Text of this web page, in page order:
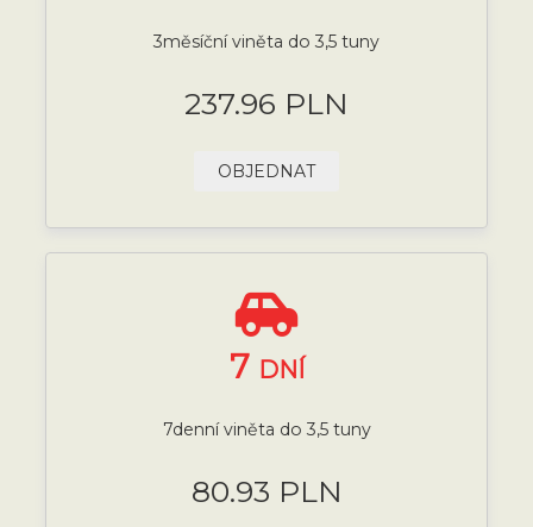
3měsíční viněta do 3,5 tuny
237.96 PLN
OBJEDNAT
7 DNÍ
7denní viněta do 3,5 tuny
80.93 PLN